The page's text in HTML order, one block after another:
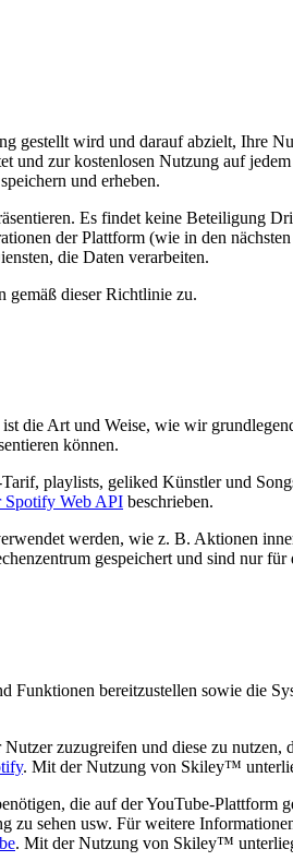
gestellt wird und darauf abzielt, Ihre
zur kostenlosen Nutzung auf
und erheben.
Es findet keine Beteiligung
der Plattform (wie in den
die Daten verarbeiten.
gemäß dieser Richtlinie zu.
die Art und Weise, wie wir
können.
playlists, geliked Künstler und
Spotify Web API beschrieben.
werden, wie z. B. Aktionen
gespeichert und sind nur
bereitzustellen sowie die
zuzugreifen und diese zu nutzen,
. Mit der Nutzung von Skiley™
die auf der YouTube-Plattform
zu sehen usw. Für weitere
. Mit der Nutzung von Skiley™